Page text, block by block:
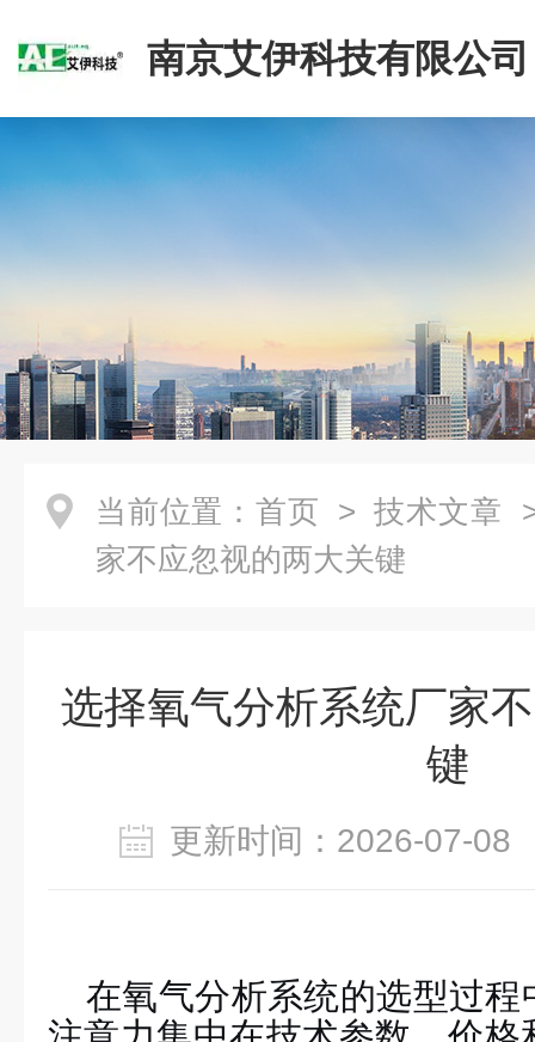
南京艾伊科技有限公司
当前位置： 首页 > 技术文章
家不应忽视的两大关键
选择氧气分析系统厂家
键
更新时间：2026-07-
在氧气分析系统的选型过程